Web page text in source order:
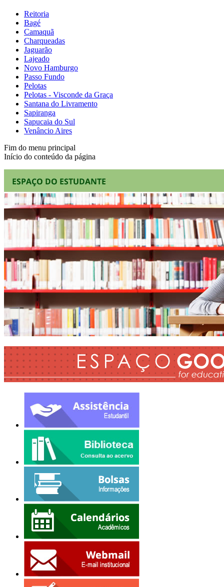
Reitoria
Bagé
Camaquã
Charqueadas
Jaguarão
Lajeado
Novo Hamburgo
Passo Fundo
Pelotas
Pelotas - Visconde da Graça
Santana do Livramento
Sapiranga
Sapucaia do Sul
Venâncio Aires
Fim do menu principal
Início do conteúdo da página